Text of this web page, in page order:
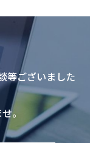
等ございました
。